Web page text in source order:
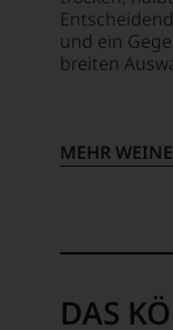
und ein
breiten
MEHR
DAS